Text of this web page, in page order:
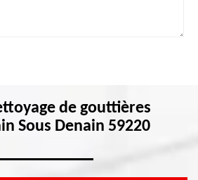
de gouttières
Sous Denain 59220